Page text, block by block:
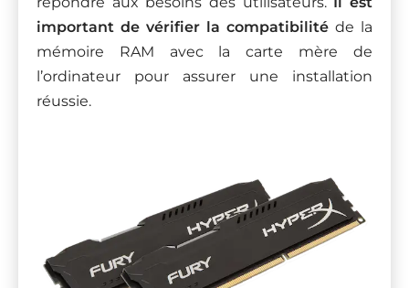
important de vérifier la compatibilité de la
mémoire RAM avec la carte mère de
l’ordinateur pour assurer une installation
réussie.